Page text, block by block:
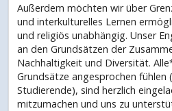
Außerdem möchten wir über
und interkulturelles Lernen
und religiös unabhängig. Unser
an den Grundsätzen der
Nachhaltigkeit und Diversität.
Grundsätze angesprochen fühlen
Studierende), sind herzlich
mitzumachen und uns zu